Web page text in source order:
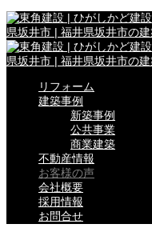
リフォーム
建築事例
新築事例
公共事業
商業建築
不動産情報
お客様の声
会社概要
採用情報
お問合せ